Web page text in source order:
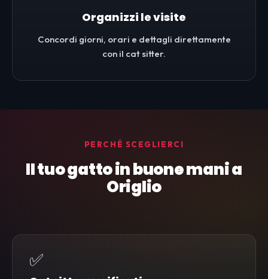
Organizzi le visite
Concordi giorni, orari e dettagli direttamente
con il cat sitter.
PERCHÉ SCEGLIERCI
Il tuo gatto in buone mani a
Origlio
✅